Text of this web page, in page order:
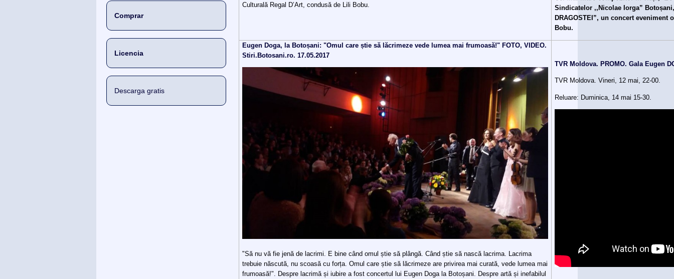
Comprar
Licencia
Descarga gratis
Culturală Regal D’Art, condusă de Lili Bobu.
Sindicatelor ,,Nicolae Iorga”
DRAGOSTEI”, un concert
Bobu.
Eugen Doga, la Botoșani: "Omul care știe să lăcrimeze vede lumea mai frumoasă!" FOTO, VIDEO.
Stiri.Botosani.ro. 17.05.2017
"Să nu vă fie jenă de lacrimi. E bine când omul știe să plângă. Când știe să nască lacrima. Lacrima
trebuie născută, nu scoasă cu forța. Omul care știe să lăcrimeze are privirea mai curată, vede lumea mai
frumoasă!". Despre lacrimă și iubire a fost concertul lui Eugen Doga la Botoșani. Despre artă și inefabilul
TVR Moldova. PROMO. Gala Eugen
TVR Moldova. Vineri, 12 mai, 22-00.
Reluare: Duminica, 14 mai 15-30.